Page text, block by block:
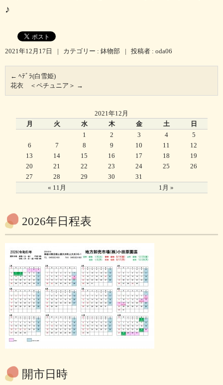
♪
2021年12月17日 | カテゴリー : 鉢物部 | 投稿者 : oda06
← ﾍﾃﾞﾗ(白雪姫)
花衣 ＜ペチュニア＞ →
2021年12月
月
火 水 木 金 土 日
« 11月 1月 »
1 2 3 4
5
6
7 8 9 10 11
12
13
14 15 16 17 18
19
20
21 22 23 24 25
26
27
28 29 30 31
2026年日程表
開市日時